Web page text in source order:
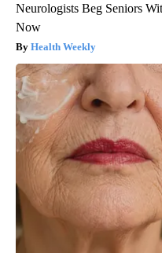
Neurologists Beg Seniors
Now
Health Weekly